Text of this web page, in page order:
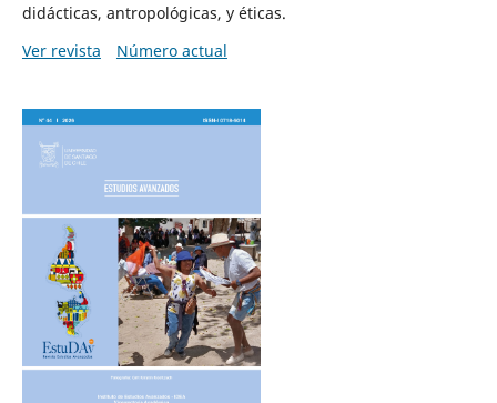
didácticas, antropológicas, y éticas.
Ver revista
Número actual